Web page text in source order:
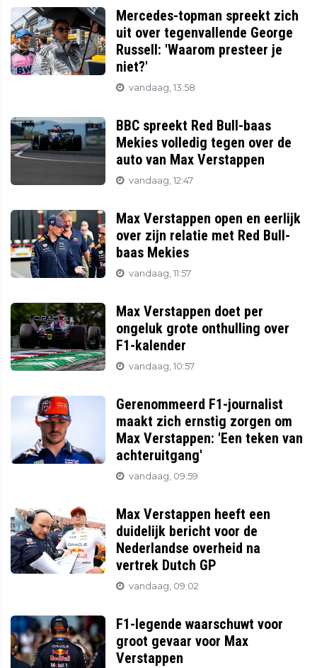
Mercedes-topman spreekt zich
uit over tegenvallende George
Russell: 'Waarom presteer je
niet?'
vandaag, 13:58
BBC spreekt Red Bull-baas
Mekies volledig tegen over de
auto van Max Verstappen
vandaag, 12:47
Max Verstappen open en eerlijk
over zijn relatie met Red Bull-
baas Mekies
vandaag, 11:57
Max Verstappen doet per
ongeluk grote onthulling over
F1-kalender
vandaag, 10:57
Gerenommeerd F1-journalist
maakt zich ernstig zorgen om
Max Verstappen: 'Een teken van
achteruitgang'
vandaag, 09:59
Max Verstappen heeft een
duidelijk bericht voor de
Nederlandse overheid na
vertrek Dutch GP
vandaag, 09:02
F1-legende waarschuwt voor
groot gevaar voor Max
Verstappen